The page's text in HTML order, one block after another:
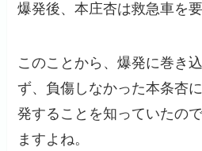
爆発後、本庄杏は救急車を
このことから、爆発に巻き
ず、負傷しなかった本条杏
発することを知っていたの
ますよね。